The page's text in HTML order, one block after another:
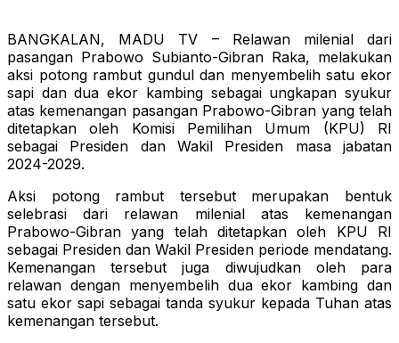
BANGKALAN, MADU TV – Relawan milenial dari
pasangan Prabowo Subianto-Gibran Raka, melakukan
aksi potong rambut gundul dan menyembelih satu ekor
sapi dan dua ekor kambing sebagai ungkapan syukur
atas kemenangan pasangan Prabowo-Gibran yang telah
ditetapkan oleh Komisi Pemilihan Umum (KPU) RI
sebagai Presiden dan Wakil Presiden masa jabatan
2024-2029.
Aksi potong rambut tersebut merupakan bentuk
selebrasi dari relawan milenial atas kemenangan
Prabowo-Gibran yang telah ditetapkan oleh KPU RI
sebagai Presiden dan Wakil Presiden periode mendatang.
Kemenangan tersebut juga diwujudkan oleh para
relawan dengan menyembelih dua ekor kambing dan
satu ekor sapi sebagai tanda syukur kepada Tuhan atas
kemenangan tersebut.